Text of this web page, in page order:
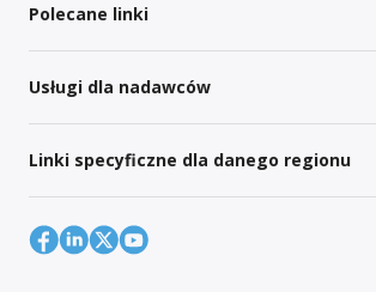
Polecane linki
Usługi dla nadawców
Linki specyficzne dla danego regionu